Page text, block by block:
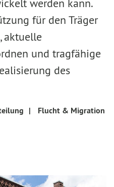
werden kann.
für den Träger
aktuelle
und tragfähige
des
| Flucht & Migration